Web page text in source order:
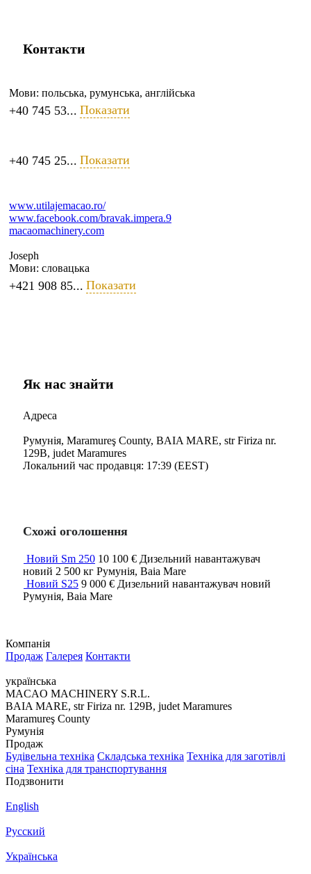
Контакти
Мови: польська, румунська, англійська
+40 745 53... Показати
+40 745 25... Показати
www.utilajemacao.ro/
www.facebook.com/bravak.impera.9
macaomachinery.com
Joseph
Мови: словацька
+421 908 85... Показати
Як нас знайти
Адреса
Румунія, Maramureş County, BAIA MARE, str Firiza nr.
129B, judet Maramures
Локальний час продавця: 17:39 (EEST)
Схожі оголошення
Новий Sm 250 10 100 € Дизельний навантажувач
новий 2 500 кг Румунія, Baia Mare
Новий S25 9 000 € Дизельний навантажувач новий
Румунія, Baia Mare
Компанія
Продаж Галерея Контакти
українська
MACAO MACHINERY S.R.L.
BAIA MARE, str Firiza nr. 129B, judet Maramures
Maramureş County
Румунія
Продаж
Будівельна техніка Складська техніка Техніка для заготівлі
сіна Техніка для транспортування
Подзвонити
English
Русский
Українська